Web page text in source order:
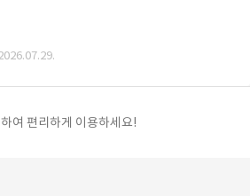
하여 편리하게 이용하세요!